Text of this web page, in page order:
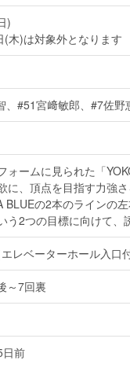
)
木)は対象外となります
、#51宮﨑敏郎、#7佐野
ォームに見られた「
に、頂点を目指す力強
BLUEの2本のラインの
う2つの目標に向けて
レベーターホール入口付
～7回裏
日前